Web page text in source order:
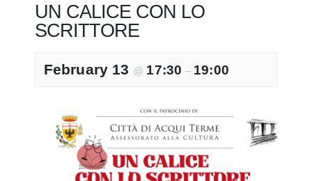
UN CALICE CON LO
SCRITTORE
February 13 @ 17:30– 19:00